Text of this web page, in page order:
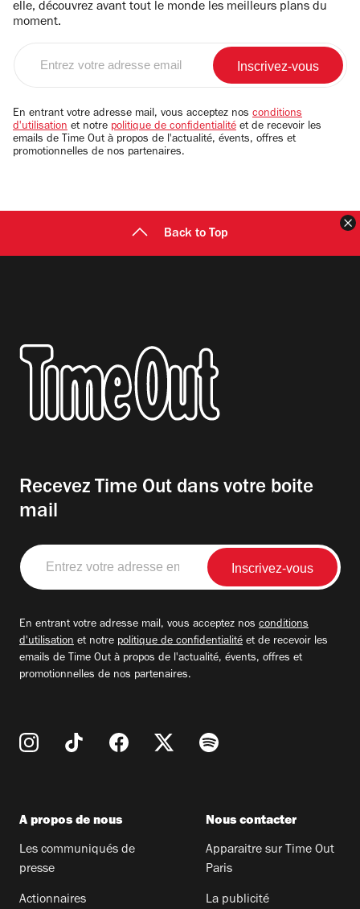
elle, découvrez avant tout le monde les meilleurs plans du
moment.
email
En entrant votre adresse mail, vous acceptez nos conditions
d'utilisation et notre politique de confidentialité et de recevoir les
emails de Time Out à propos de l'actualité, évents, offres et
promotionnelles de nos partenaires.
Back to Top
Recevez Time Out dans votre boite
mail
Entrez
votre
adresse
En entrant votre adresse mail, vous acceptez nos conditions
d'utilisation et notre politique de confidentialité et de recevoir les
emails de Time Out à propos de l'actualité, évents, offres et
promotionnelles de nos partenaires.
A propos de nous
Les communiqués de
presse
Actionnaires
Nous contacter
Apparaitre sur Time Out
Paris
La publicité